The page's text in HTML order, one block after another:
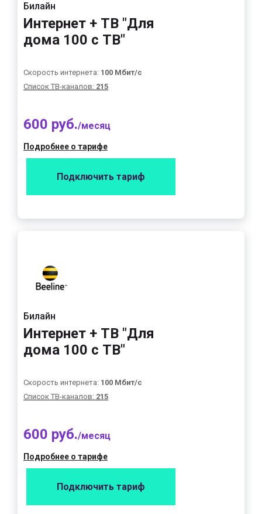
Билайн
Интернет + ТВ "Для
дома 100 с ТВ"
Скорость интернета: 100 Мбит/с
Список ТВ-каналов: 215
600 руб./месяц
Подробнее о тарифе
Подключить тариф
Билайн
Интернет + ТВ "Для
дома 100 с ТВ"
Скорость интернета: 100 Мбит/с
Список ТВ-каналов: 215
600 руб./месяц
Подробнее о тарифе
Подключить тариф